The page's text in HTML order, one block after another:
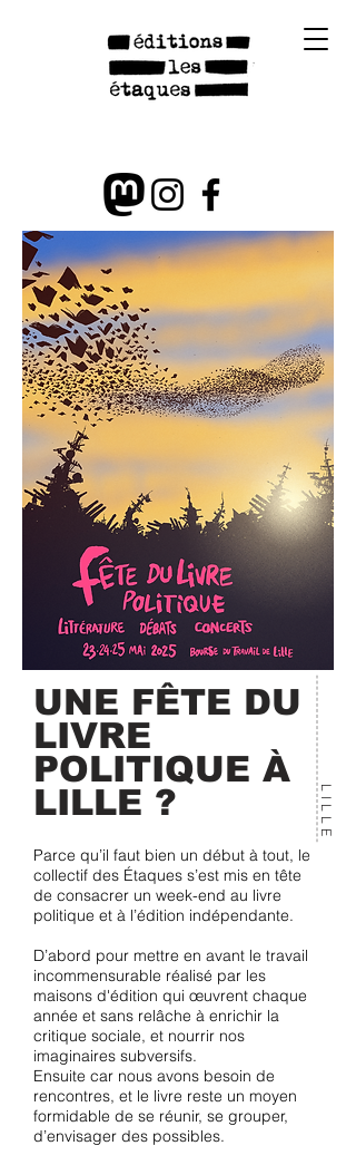
UNE FÊTE DU
LIVRE
POLITIQUE À
LILLE ?
LILLE
Parce qu’il faut bien un début à tout, le
collectif des Étaques s’est mis en tête
de consacrer un week-end au livre
politique et à l’édition indépendante.
D’abord pour mettre en avant le travail
incommensurable réalisé par les
maisons d'édition qui œuvrent chaque
année et sans relâche à enrichir la
critique sociale, et nourrir nos
imaginaires subversifs.
Ensuite car nous avons besoin de
rencontres, et le livre reste un moyen
formidable de se réunir, se grouper,
d’envisager des possibles.